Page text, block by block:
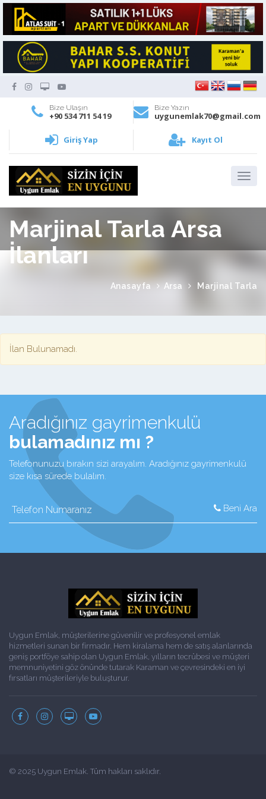
Bize Ulaşın
+90 534 711 54 19
Bize Yazın
uygunemlak70@gmail.com
Giriş Yap Kayıt Ol
Marjinal Tarla Arsa
İlanları
Anasayfa Arsa Marjinal Tarla
İlan Bulunamadı.
Aradığınız gayrimenkulü
bulamadınız mı ?
Telefonunuzu bırakın sizi arayalım. Aradığınız gayrimenkulü
size kısa sürede bulalım.
Beni Ara
Uygun Emlak, müşterilerine güvenilir ve profesyonel emlak
hizmetleri sunan bir firmadır. Hem kiralama hem de satış alanlarında
geniş portföye sahip olan Uygun Emlak, yılların tecrübesi ve müşteri
memnuniyetini göz önünde tutarak Karaman ve çevresindeki en iyi
fırsatları müşterileriyle buluşturur.
© 2025 Uygun Emlak. Tüm hakları saklıdır.